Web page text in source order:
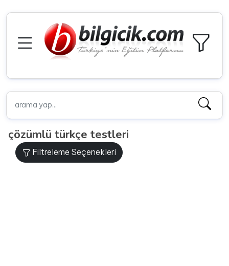
çözümlü türkçe testleri
Filtreleme Seçenekleri